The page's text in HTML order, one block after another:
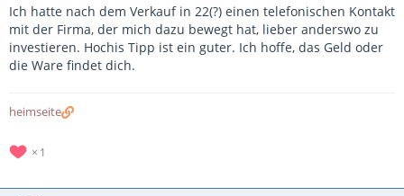
Ich hatte nach dem Verkauf in 22(?) einen telefonischen Kontakt
mit der Firma, der mich dazu bewegt hat, lieber anderswo zu
investieren. Hochis Tipp ist ein guter. Ich hoffe, das Geld oder
die Ware findet dich.
heimseite
1